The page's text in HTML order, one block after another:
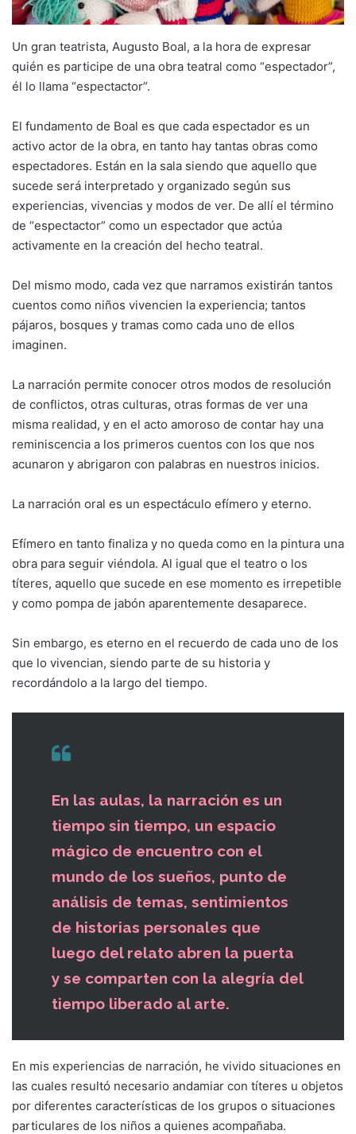
Un gran teatrista, Augusto Boal, a la hora de expresar
quién es participe de una obra teatral como “espectador”,
él lo llama “espectactor”.
El fundamento de Boal es que cada espectador es un
activo actor de la obra, en tanto hay tantas obras como
espectadores. Están en la sala siendo que aquello que
sucede será interpretado y organizado según sus
experiencias, vivencias y modos de ver. De allí el término
de “espectactor” como un espectador que actúa
activamente en la creación del hecho teatral.
Del mismo modo, cada vez que narramos existirán tantos
cuentos como niños vivencien la experiencia; tantos
pájaros, bosques y tramas como cada uno de ellos
imaginen.
La narración permite conocer otros modos de resolución
de conflictos, otras culturas, otras formas de ver una
misma realidad, y en el acto amoroso de contar hay una
reminiscencia a los primeros cuentos con los que nos
acunaron y abrigaron con palabras en nuestros inicios.
La narración oral es un espectáculo efímero y eterno.
Efímero en tanto finaliza y no queda como en la pintura una
obra para seguir viéndola. Al igual que el teatro o los
títeres, aquello que sucede en ese momento es irrepetible
y como pompa de jabón aparentemente desaparece.
Sin embargo, es eterno en el recuerdo de cada uno de los
que lo vivencian, siendo parte de su historia y
recordándolo a la largo del tiempo.
En las aulas, la narración es un
tiempo sin tiempo, un espacio
mágico de encuentro con el
mundo de los sueños, punto de
análisis de temas, sentimientos
de historias personales que
luego del relato abren la puerta
y se comparten con la alegría del
tiempo liberado al arte.
En mis experiencias de narración, he vivido situaciones en
las cuales resultó necesario andamiar con títeres u objetos
por diferentes características de los grupos o situaciones
particulares de los niños a quienes acompañaba.